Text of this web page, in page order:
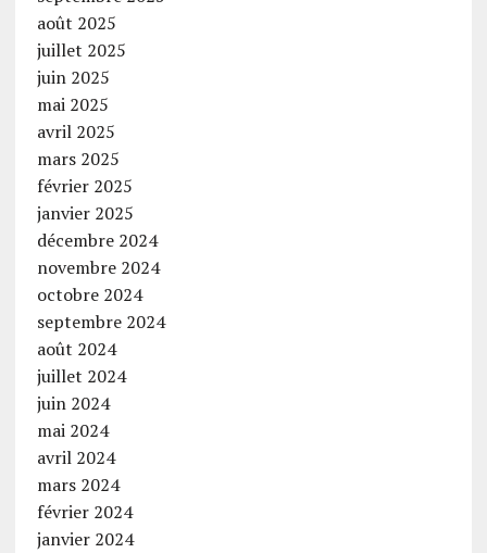
août 2025
juillet 2025
juin 2025
mai 2025
avril 2025
mars 2025
février 2025
janvier 2025
décembre 2024
novembre 2024
octobre 2024
septembre 2024
août 2024
juillet 2024
juin 2024
mai 2024
avril 2024
mars 2024
février 2024
janvier 2024